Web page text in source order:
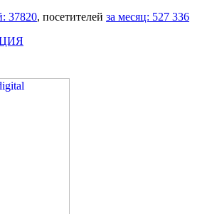
37820, посетителей за месяц: 527 336